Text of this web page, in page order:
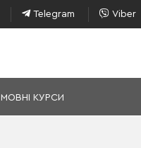
Telegram Viber
МОВНІ КУРСИ